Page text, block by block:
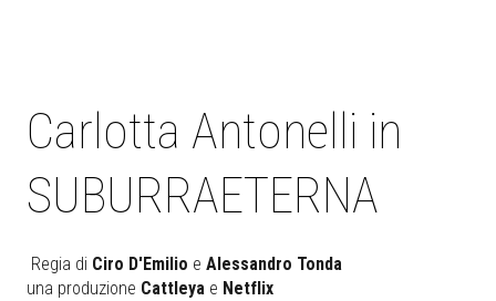
Carlotta Antonelli in
SUBURRAETERNA
Regia di Ciro D'Emilio e Alessandro Tonda
una produzione Cattleya e Netflix